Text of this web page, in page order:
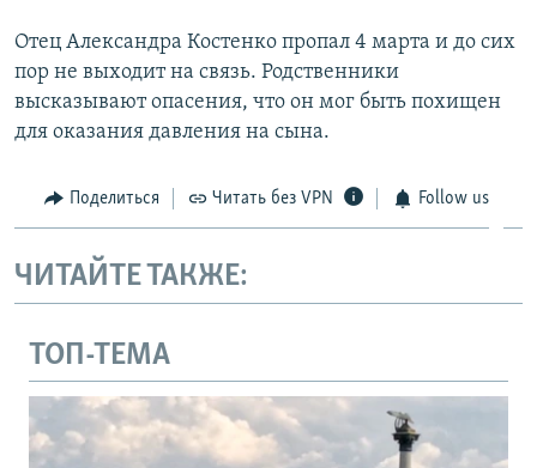
Отец Александра Костенко пропал 4 марта и до сих
пор не выходит на связь. Родственники
высказывают опасения, что он мог быть похищен
для оказания давления на сына.
Поделиться Читать без VPN Follow us
ЧИТАЙТЕ ТАКЖЕ:
ТОП-ТЕМА